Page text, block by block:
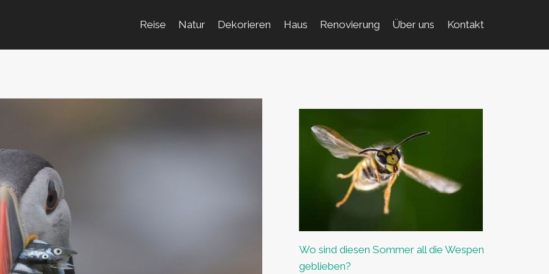
Reise Natur Dekorieren Haus Renovierung Über uns Kontakt
Wo sind diesen Sommer all die Wespen
geblieben?